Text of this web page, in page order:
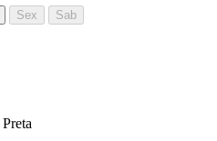
Sex Sab
Preta